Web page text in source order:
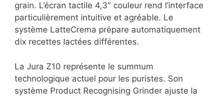
grain. L’écran tactile 4,3″ couleur rend l’interface
particulièrement intuitive et agréable. Le
système LatteCrema prépare automatiquement
dix recettes lactées différentes.
La Jura Z10 représente le summum
technologique actuel pour les puristes. Son
système Product Recognising Grinder ajuste la